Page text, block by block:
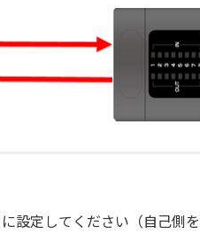
設定してください（自己側